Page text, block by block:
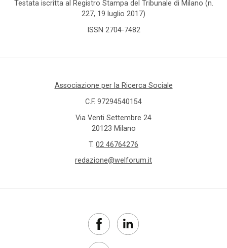
Testata iscritta al Registro Stampa del Tribunale di Milano (n.
227, 19 luglio 2017)
ISSN 2704-7482
Associazione per la Ricerca Sociale
C.F. 97294540154
Via Venti Settembre 24
20123 Milano
T. 02 46764276
redazione@welforum.it